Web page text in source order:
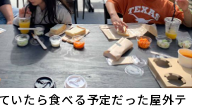
いたら食べる予定だった屋外テ